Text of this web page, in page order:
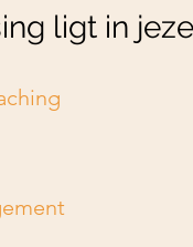
ligt in